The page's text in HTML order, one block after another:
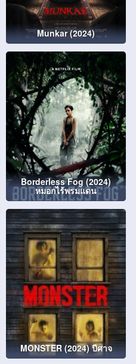
Munkar (2024)
Borderless Fog (2024)
หมอกไร้พรมแดน
MONSTER (2024) ปีศาจ